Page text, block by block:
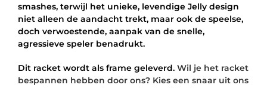
smashes, terwijl het unieke, levendige Jelly design
niet alleen de aandacht trekt, maar ook de speelse,
doch verwoestende, aanpak van de snelle,
agressieve speler benadrukt.
Dit racket wordt als frame geleverd. Wil je het racket
bespannen hebben door ons? Kies een snaar uit ons